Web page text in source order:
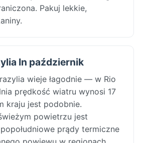
Pakuj lekkie,
In październik
wieje łagodnie — w Rio
prędkość wiatru wynosi 17
kraju jest podobnie.
powietrzu jest
prądy termiczne